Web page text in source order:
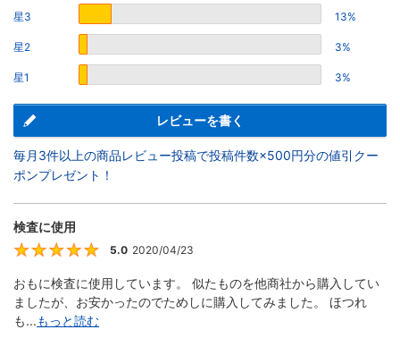
星3 13%
星2 3%
星1 3%
レビューを書く
毎月3件以上の商品レビュー投稿で投稿件数×500円分の値引クー
ポンプレゼント！
検査に使用
5
5.0 2020/04/23
おもに検査に使用しています。 似たものを他商社から購入してい
ましたが、お安かったのでためしに購入してみました。 ほつれ
も...もっと読む